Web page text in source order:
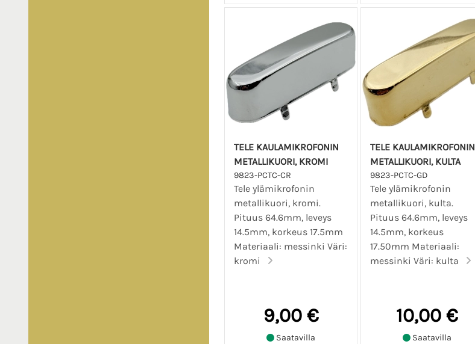
TELE KAULAMIKROFONIN
METALLIKUORI, KROMI
9823-PCTC-CR
Tele ylämikrofonin
metallikuori, kromi.
Pituus 64.6mm, leveys
14.5mm, korkeus 17.5mm
Materiaali: messinki Väri:
kromi
9,00 €
Saatavilla
TELE KAULAMIKROFONIN
METALLIKUORI, KULTA
9823-PCTC-GD
Tele ylämikrofonin
metallikuori, kulta.
Pituus 64.6mm, leveys
14.5mm, korkeus
17.50mm Materiaali:
messinki Väri: kulta
10,00 €
Saatavilla